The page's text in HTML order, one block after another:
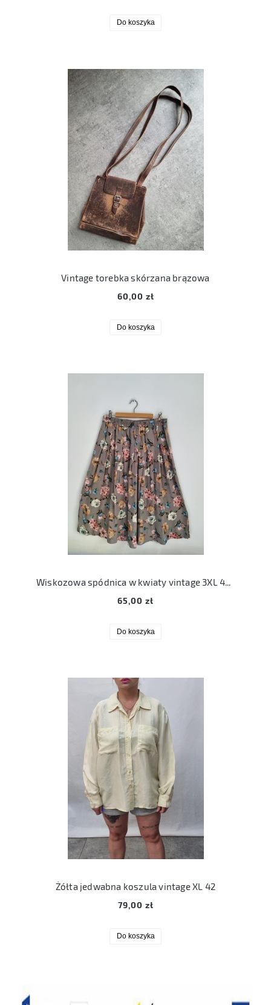
Do koszyka
Vintage torebka skórzana brązowa
60,00 zł
Do koszyka
Wiskozowa spódnica w kwiaty vintage 3XL 46 floral
65,00 zł
Do koszyka
Żółta jedwabna koszula vintage XL 42
79,00 zł
Do koszyka